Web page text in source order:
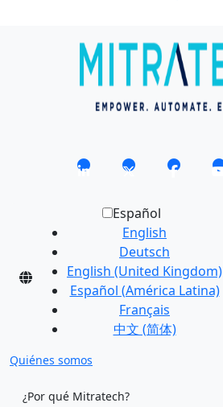
Español
English
Deutsch
English (United Kingdom)
Español (América Latina)
Français
中文 (简体)
Quiénes somos
¿Por qué Mitratech?